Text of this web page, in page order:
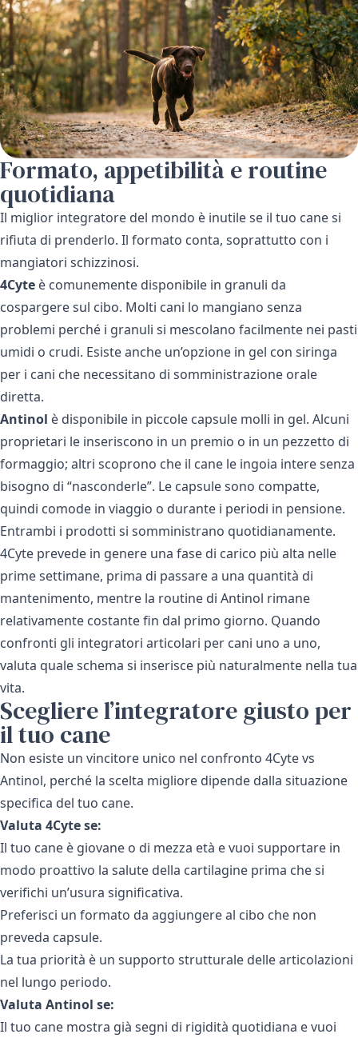
Formato, appetibilità e routine
quotidiana
Il miglior integratore del mondo è inutile se il tuo cane si
rifiuta di prenderlo. Il formato conta, soprattutto con i
mangiatori schizzinosi.
4Cyte è comunemente disponibile in granuli da
cospargere sul cibo. Molti cani lo mangiano senza
problemi perché i granuli si mescolano facilmente nei pasti
umidi o crudi. Esiste anche un’opzione in gel con siringa
per i cani che necessitano di somministrazione orale
diretta.
Antinol è disponibile in piccole capsule molli in gel. Alcuni
proprietari le inseriscono in un premio o in un pezzetto di
formaggio; altri scoprono che il cane le ingoia intere senza
bisogno di “nasconderle”. Le capsule sono compatte,
quindi comode in viaggio o durante i periodi in pensione.
Entrambi i prodotti si somministrano quotidianamente.
4Cyte prevede in genere una fase di carico più alta nelle
prime settimane, prima di passare a una quantità di
mantenimento, mentre la routine di Antinol rimane
relativamente costante fin dal primo giorno. Quando
confronti gli integratori articolari per cani uno a uno,
valuta quale schema si inserisce più naturalmente nella tua
vita.
Scegliere l’integratore giusto per
il tuo cane
Non esiste un vincitore unico nel confronto 4Cyte vs
Antinol, perché la scelta migliore dipende dalla situazione
specifica del tuo cane.
Valuta 4Cyte se:
Il tuo cane è giovane o di mezza età e vuoi supportare in
modo proattivo la salute della cartilagine prima che si
verifichi un’usura significativa.
Preferisci un formato da aggiungere al cibo che non
preveda capsule.
La tua priorità è un supporto strutturale delle articolazioni
nel lungo periodo.
Valuta Antinol se:
Il tuo cane mostra già segni di rigidità quotidiana e vuoi